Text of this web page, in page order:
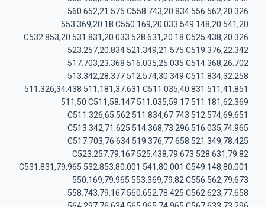
560.652,21.575 C558.743,20.834 556.562,20.326
553.369,20.18 C550.169,20.033 549.148,20 541,20
C532.853,20 531.831,20.033 528.631,20.18 C525.438,20.326
523.257,20.834 521.349,21.575 C519.376,22.342
517.703,23.368 516.035,25.035 C514.368,26.702
513.342,28.377 512.574,30.349 C511.834,32.258
511.326,34.438 511.181,37.631 C511.035,40.831 511,41.851
511,50 C511,58.147 511.035,59.17 511.181,62.369
C511.326,65.562 511.834,67.743 512.574,69.651
C513.342,71.625 514.368,73.296 516.035,74.965
C517.703,76.634 519.376,77.658 521.349,78.425
C523.257,79.167 525.438,79.673 528.631,79.82
C531.831,79.965 532.853,80.001 541,80.001 C549.148,80.001
550.169,79.965 553.369,79.82 C556.562,79.673
558.743,79.167 560.652,78.425 C562.623,77.658